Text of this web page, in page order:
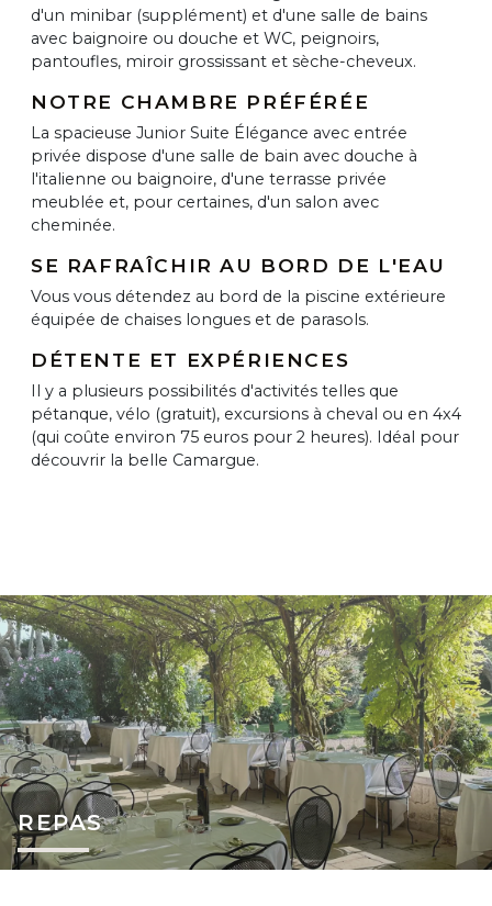
d'un minibar (supplément) et d'une salle de bains
avec baignoire ou douche et WC, peignoirs,
pantoufles, miroir grossissant et sèche-cheveux.
NOTRE CHAMBRE PRÉFÉRÉE
La spacieuse Junior Suite Élégance avec entrée
privée dispose d'une salle de bain avec douche à
l'italienne ou baignoire, d'une terrasse privée
meublée et, pour certaines, d'un salon avec
cheminée.
SE RAFRAÎCHIR AU BORD DE L'EAU
Vous vous détendez au bord de la piscine extérieure
équipée de chaises longues et de parasols.
DÉTENTE ET EXPÉRIENCES
Il y a plusieurs possibilités d'activités telles que
pétanque, vélo (gratuit), excursions à cheval ou en 4x4
(qui coûte environ 75 euros pour 2 heures). Idéal pour
découvrir la belle Camargue.
REPAS